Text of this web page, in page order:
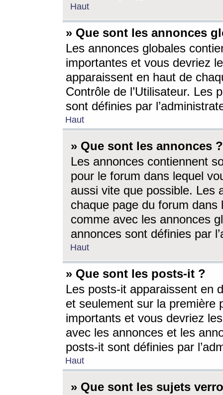
Haut
» Que sont les annonces
Les annonces globales
importantes et vous devriez
apparaissent en haut de
Contrôle de l’Utilisateur. Les
sont définies par
Haut
» Que sont les annonces ?
Les annonces contiennent
pour le forum dans lequel
aussi vite que possible. Les
chaque page du forum dans
comme avec les annonces
annonces sont définies par
Haut
» Que sont les posts-it ?
Les posts-it apparaissent en
et seulement sur la première
importants et vous devriez
avec les annonces et les
posts-it sont définies par
Haut
» Que sont les sujets